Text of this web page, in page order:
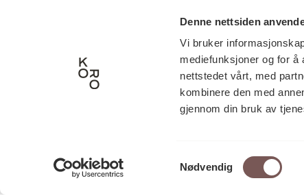
Denne nettsiden
Vi bruker
mediefunksjoner og for
nettstedet vårt, med
kombinere den med
gjennom din bruk av
Samtykkevalg
Nødvendig
0130 Oslo
0251